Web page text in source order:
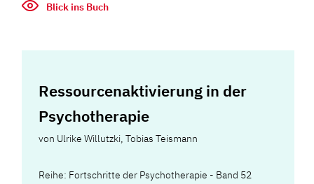
Blick ins Buch
Ressourcenaktivierung in der
Psychotherapie
von Ulrike Willutzki,Tobias Teismann
Reihe: Fortschritte der Psychotherapie - Band 52